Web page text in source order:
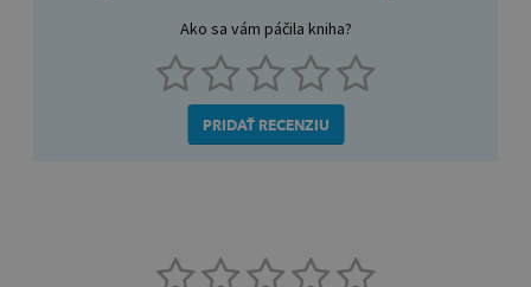
Ako sa vám páčila kniha?
PRIDAŤ RECENZIU